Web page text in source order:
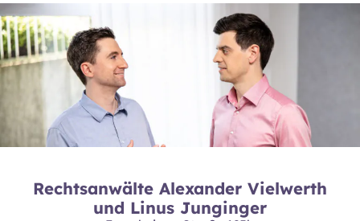
Rechtsanwälte Alexander Vielwerth
und Linus Junginger